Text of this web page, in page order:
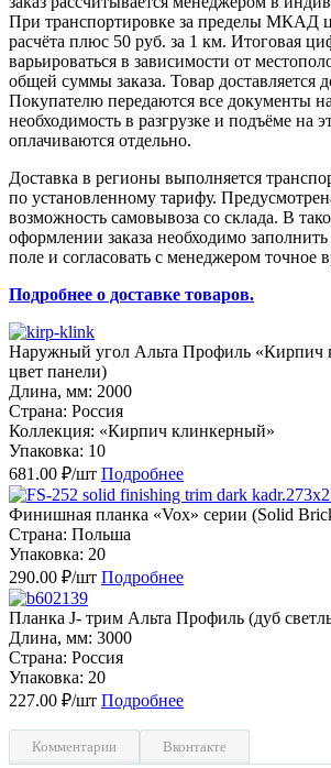
При транспортировке за пределы МКАД
расчёта плюс 50 руб. за 1 км. Итоговая
варьироваться в зависимости от
общей суммы заказа. Товар доставляется
Покупателю передаются все документы
необходимость в разгрузке и подъёме на
оплачиваются отдельно.
Доставка в регионы выполняется
по установленному тарифу.
возможность самовывоза со склада. В
оформлении заказа необходимо
поле и согласовать с менеджером точное
Подробнее о доставке товаров.
Наружный угол Альта Профиль «Кирпич
цвет панели)
Длина, мм: 2000
Страна: Россия
Коллекция: «Кирпич клинкерный»
Упаковка: 10
681.00 ₽/шт Подробнее
Финишная планка «Vox» серии (Solid
Страна: Польша
Упаковка: 20
290.00 ₽/шт Подробнее
Планка J- трим Альта Профиль (дуб
Длина, мм: 3000
Страна: Россия
Упаковка: 20
227.00 ₽/шт Подробнее
Комментарии Вконтакте